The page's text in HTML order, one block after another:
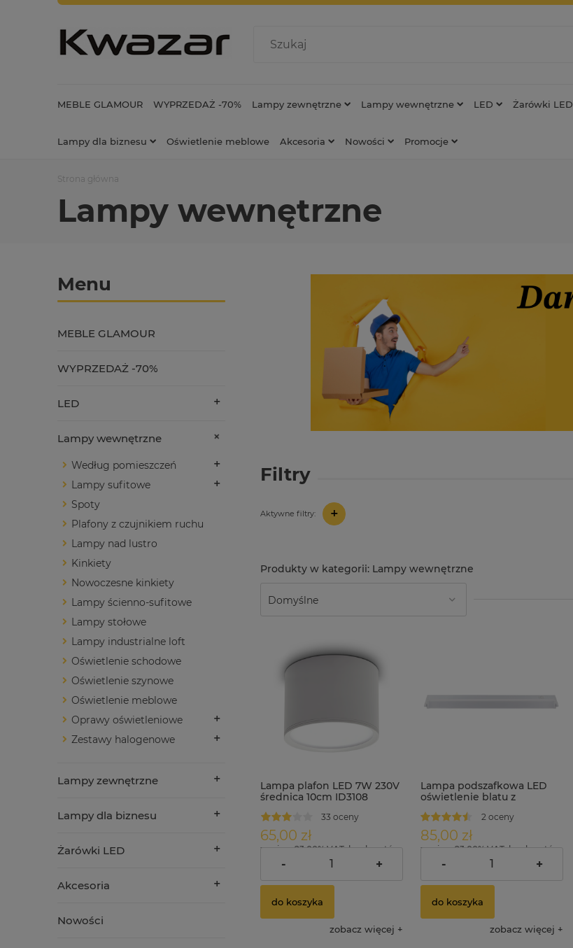
MEBLE GLAMOUR WYPRZEDAŻ -70% Lampy zewnętrzne Lampy wewnętrzne LED Żarówki LED
Lampy dla biznesu Oświetlenie meblowe Akcesoria Nowości Promocje
Strona główna
Lampy wewnętrzne
Menu
MEBLE GLAMOUR
WYPRZEDAŻ -70%
LED
Lampy wewnętrzne
Według pomieszczeń
Lampy sufitowe
Spoty
Plafony z czujnikiem ruchu
Lampy nad lustro
Kinkiety
Nowoczesne kinkiety
Lampy ścienno-sufitowe
Lampy stołowe
Lampy industrialne loft
Oświetlenie schodowe
Oświetlenie szynowe
Oświetlenie meblowe
Oprawy oświetleniowe
Zestawy halogenowe
Lampy zewnętrzne
Lampy dla biznesu
Żarówki LED
Akcesoria
Nowości
Filtry
Aktywne filtry: +
Lampy wewnętrzne
Lampa plafon LED 7W 230V
średnica 10cm ID3108
33 oceny
65,00 zł
zawiera 23.00% VAT, bez kosztów
dostawy
- +
do koszyka
zobacz więcej
Lampa podszafkowa LED
oświetlenie blatu z
2 oceny
85,00 zł
zawiera 23.00% VAT, bez kosztów
dostawy
- +
do koszyka
zobacz więcej